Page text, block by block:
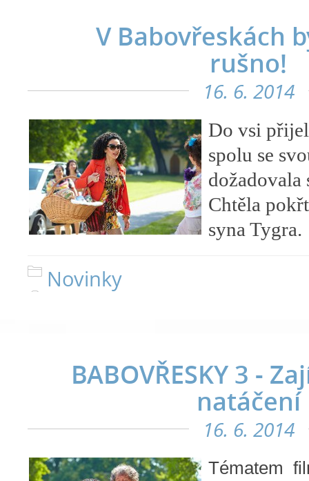
V Babovřeskách
rušno!
16. 6. 2014
Do vsi
spolu se
dožadovala
Chtěla
syna Tygra.
Novinky
BABOVŘESKY 3 -
natáčení
16. 6. 2014
Tématem